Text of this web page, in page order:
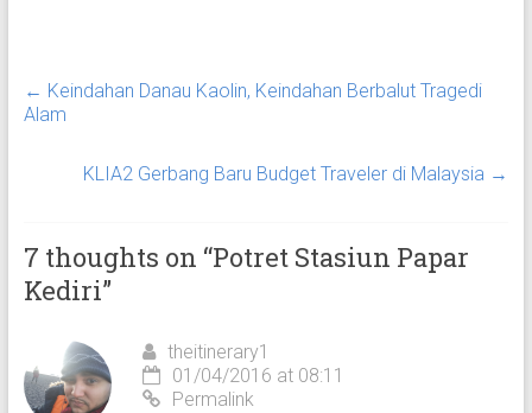
← Keindahan Danau Kaolin, Keindahan Berbalut Tragedi
Alam
KLIA2 Gerbang Baru Budget Traveler di Malaysia →
7 thoughts on “Potret Stasiun Papar
Kediri”
theitinerary1
01/04/2016 at 08:11
Permalink